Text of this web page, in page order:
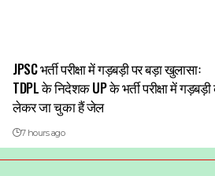
JPSC भर्ती परीक्षा में गड़बड़ी पर बड़ा खुलासाः
TDPL के निदेशक UP के भर्ती परीक्षा में
लेकर जा चुका हैं जेल
7 hours ago